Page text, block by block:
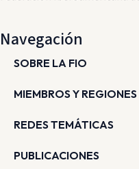
Navegación
SOBRE LA FIO
MIEMBROS Y REGIONES
REDES TEMÁTICAS
PUBLICACIONES